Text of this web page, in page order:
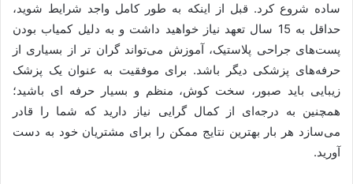
ساده شروع کرد. قبل از اینکه به طور کامل واجد شرایط شوید،
حداقل به 15 سال تعهد نیاز خواهید داشت و به دلیل کمیاب بودن
پست‌های جراحی پلاستیک، آموزش می‌تواند گران تر از بسیاری از
حرفه‌های پزشکی دیگر باشد. برای موفقیت به عنوان یک پزشک
زیبایی باید صبور، سخت کوش، منظم و بسیار حرفه ای باشید؛
همچنین به درجه‌ای از کمال گرایی نیاز دارید که شما را قادر
می‌سازد هر بار بهترین نتایج ممکن را برای مشتریان خود به دست
آورید.